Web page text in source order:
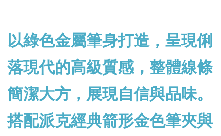
以綠色金屬筆身打造，呈現俐
落現代的高級質感，整體線條
簡潔大方，展現自信與品味。
搭配派克經典箭形金色筆夾與